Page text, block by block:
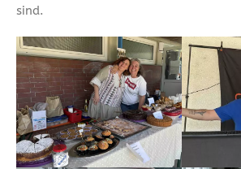
sind.